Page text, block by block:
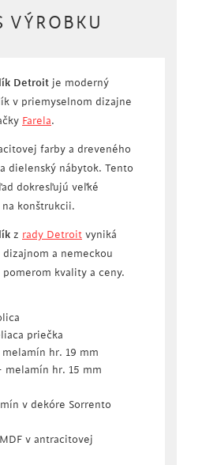
VÝROBKU
Detroit je moderný
v priemyselnom dizajne
Farela.
farby a dreveného
dielenský nábytok. Tento
dokresľujú veľké
konštrukcii.
z rady Detroit vyniká
a nemeckou
kvality a ceny.
priečka
melamín hr. 19 mm
melamín hr. 15 mm
v dekóre Sorrento
v antracitovej